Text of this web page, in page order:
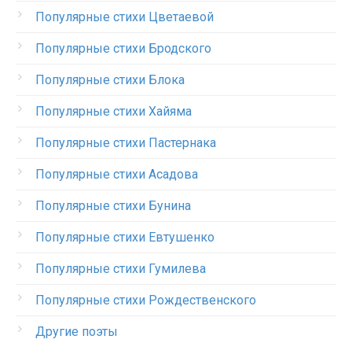
Популярные стихи Цветаевой
Популярные стихи Бродского
Популярные стихи Блока
Популярные стихи Хайяма
Популярные стихи Пастернака
Популярные стихи Асадова
Популярные стихи Бунина
Популярные стихи Евтушенко
Популярные стихи Гумилева
Популярные стихи Рождественского
Другие поэты